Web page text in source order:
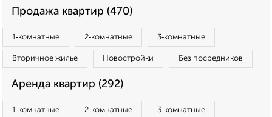
Продажа квартир (470)
1‑комнатные 2‑комнатные 3‑комнатные
Вторичное жилье Новостройки Без посредников
Аренда квартир (292)
1‑комнатные 2‑комнатные 3‑комнатные